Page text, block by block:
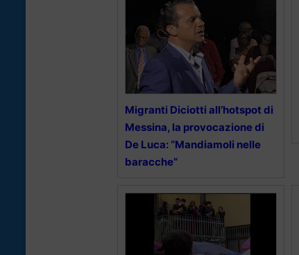
Migranti Diciotti all’hotspot di
Messina, la provocazione di
De Luca: “Mandiamoli nelle
baracche”